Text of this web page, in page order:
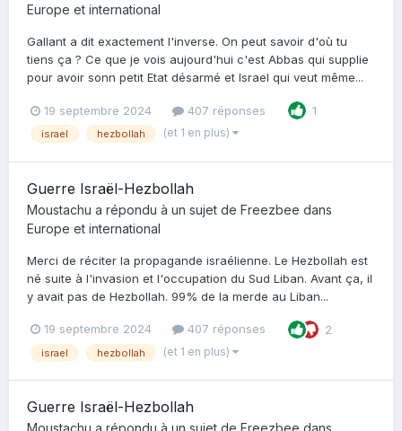
Europe et international
Gallant a dit exactement l'inverse. On peut savoir d'où tu
tiens ça ? Ce que je vois aujourd'hui c'est Abbas qui supplie
pour avoir sonn petit Etat désarmé et Israel qui veut même...
19 septembre 2024 407 réponses 1
israel hezbollah (et 1 en plus)
Guerre Israël-Hezbollah
Moustachu a répondu à un sujet de Freezbee dans
Europe et international
Merci de réciter la propagande israélienne. Le Hezbollah est
né suite à l'invasion et l'occupation du Sud Liban. Avant ça, il
y avait pas de Hezbollah. 99% de la merde au Liban...
19 septembre 2024 407 réponses 2
israel hezbollah (et 1 en plus)
Guerre Israël-Hezbollah
Moustachu a répondu à un sujet de Freezbee dans